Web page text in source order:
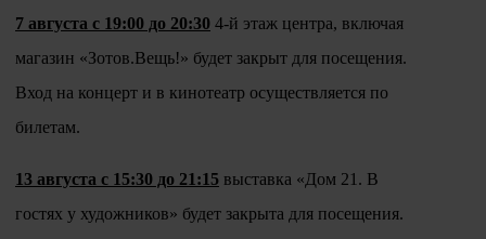
7 августа с 19:00 до 20:30 4-й этаж центра, включая
магазин «Зотов.Вещь!» будет закрыт для посещения.
Вход на концерт и в кинотеатр осуществляется по
билетам.
13 августа с 15:30 до 21:15 выставка «Дом 21. В
гостях у художников» будет закрыта для посещения.